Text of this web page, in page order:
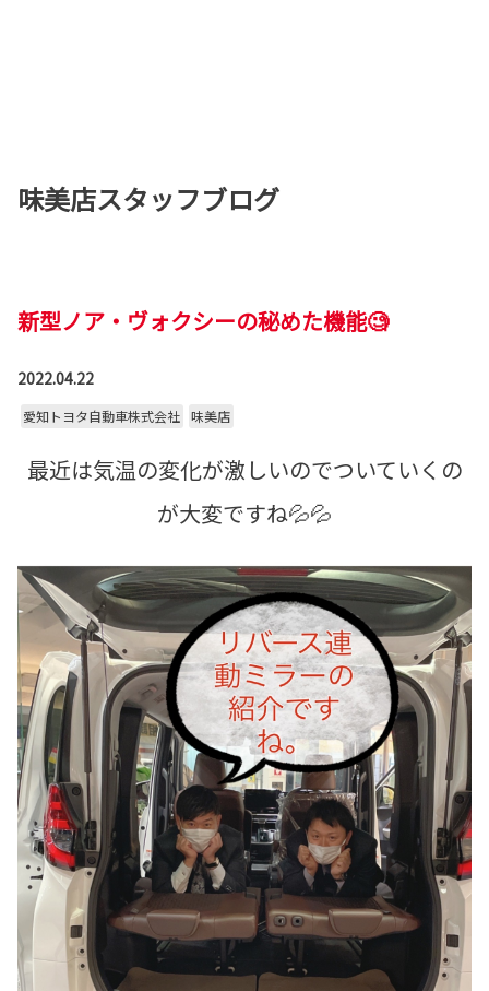
味美店スタッフブログ
新型ノア・ヴォクシーの秘めた機能🧐
2022.04.22
愛知トヨタ自動車株式会社 味美店
最近は気温の変化が激しいのでついていくの
が大変ですね💦💦